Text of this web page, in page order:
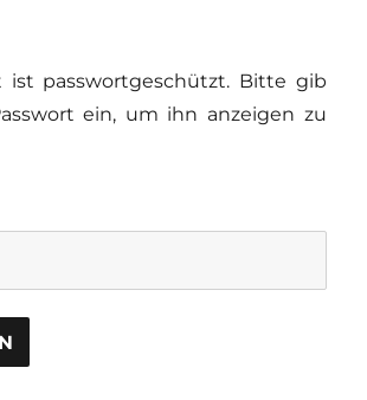
ist passwortgeschützt. Bitte gib
ein, um ihn anzeigen zu